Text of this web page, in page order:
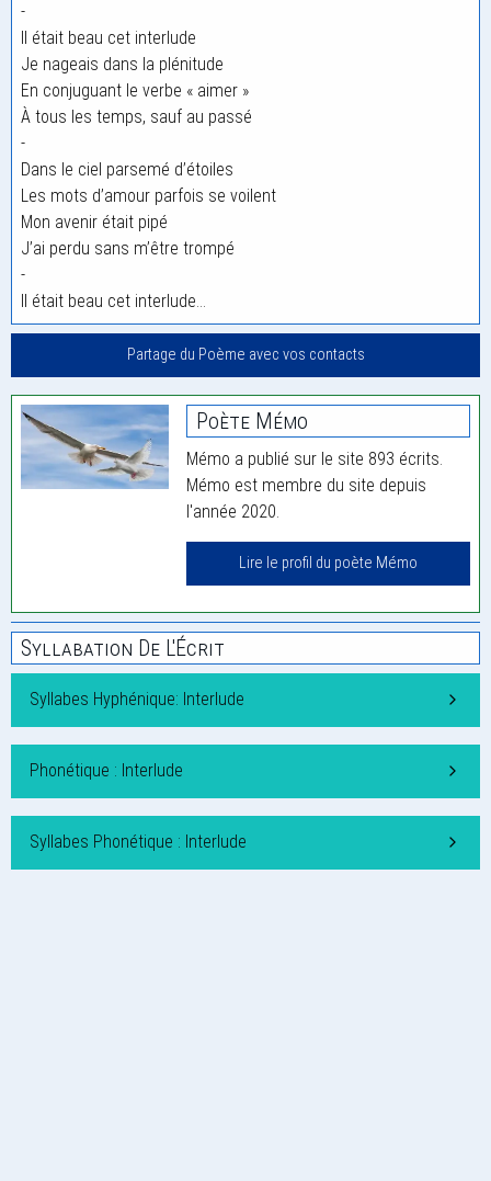
-
Il était beau cet interlude
Je nageais dans la plénitude
En conjuguant le verbe « aimer »
À tous les temps, sauf au passé
-
Dans le ciel parsemé d’étoiles
Les mots d’amour parfois se voilent
Mon avenir était pipé
J’ai perdu sans m’être trompé
-
Il était beau cet interlude…
Partage du Poème avec vos contacts
Poète Mémo
Mémo a publié sur le site 893 écrits.
Mémo est membre du site depuis
l'année 2020.
Lire le profil du poète Mémo
Syllabation De L'Écrit
Syllabes Hyphénique: Interlude
Phonétique : Interlude
Syllabes Phonétique : Interlude